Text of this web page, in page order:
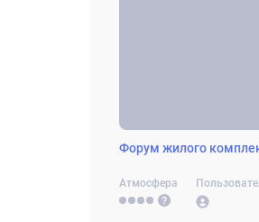
Форум жилого
Атмосфера